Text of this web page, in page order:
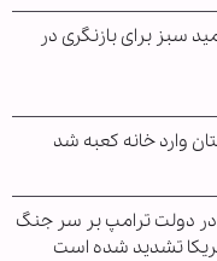
سبز برای بازنگری در
وارد خانه کعبه شد
دولت ترامپ بر سر جنگ
تشدید شده است